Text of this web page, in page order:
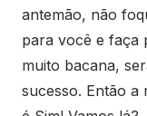
antemão, não
para você e faça
muito bacana,
sucesso. Então a